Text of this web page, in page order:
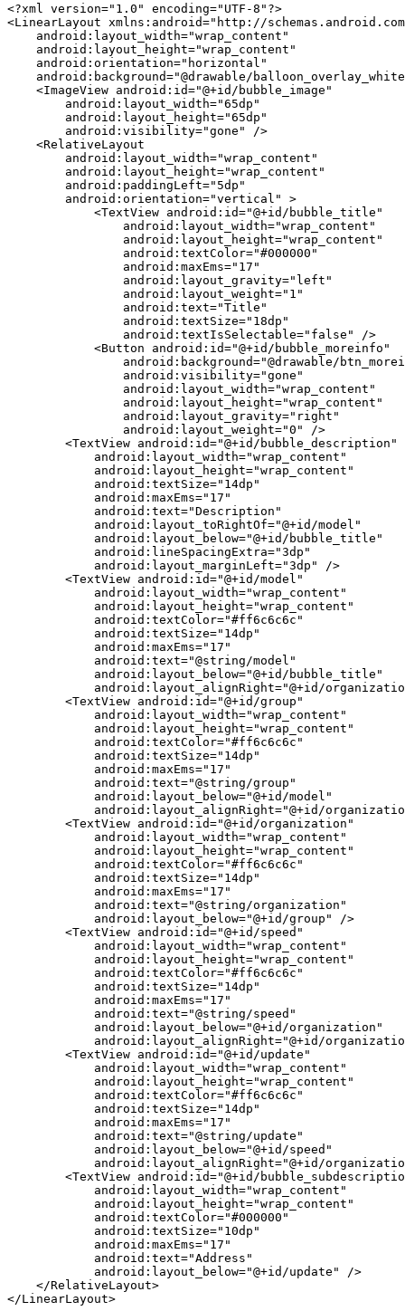
<?xml version="1.0" encoding="UTF-8"?>
<LinearLayout xmlns:android="http://
    android:layout_width="wrap_content"
    android:layout_height="wrap_content"
    android:orientation="horizontal"
android:background="@drawable/
    <ImageView android:id="@+id/bubble_image"
        android:layout_width="65dp"
        android:layout_height="65dp"
        android:visibility="gone" />
    <RelativeLayout
        android:layout_width="wrap_content"
        android:layout_height="wrap_content"
        android:paddingLeft="5dp"
        android:orientation="vertical" >
            <TextView android:id="@+id/bubble_title"
                android:layout_width="wrap_content"
                android:layout_height="wrap_content"
                android:textColor="#000000"
                android:maxEms="17"
                android:layout_gravity="left"
                android:layout_weight="1"
                android:text="Title"
                android:textSize="18dp"
                android:textIsSelectable="false" />
            <Button android:id="@+id/bubble_moreinfo"
android:background="@drawable/
                android:visibility="gone"
                android:layout_width="wrap_content"
                android:layout_height="wrap_content"
                android:layout_gravity="right"
                android:layout_weight="0" />
        <TextView android:id="@+id/bubble_description"
            android:layout_width="wrap_content"
            android:layout_height="wrap_content"
            android:textSize="14dp"
            android:maxEms="17"
            android:text="Description"
            android:layout_toRightOf="@+id/model"
            android:layout_below="@+id/bubble_title"
            android:lineSpacingExtra="3dp"
            android:layout_marginLeft="3dp" />
        <TextView android:id="@+id/model"
            android:layout_width="wrap_content"
            android:layout_height="wrap_content"
            android:textColor="#ff6c6c6c"
            android:textSize="14dp"
            android:maxEms="17"
            android:text="@string/model"
            android:layout_below="@+id/bubble_title"
android:layout_alignRight="@+id/
        <TextView android:id="@+id/group"
            android:layout_width="wrap_content"
            android:layout_height="wrap_content"
            android:textColor="#ff6c6c6c"
            android:textSize="14dp"
            android:maxEms="17"
            android:text="@string/group"
            android:layout_below="@+id/model"
android:layout_alignRight="@+id/
        <TextView android:id="@+id/organization"
            android:layout_width="wrap_content"
            android:layout_height="wrap_content"
            android:textColor="#ff6c6c6c"
            android:textSize="14dp"
            android:maxEms="17"
            android:text="@string/organization"
            android:layout_below="@+id/group" />
        <TextView android:id="@+id/speed"
            android:layout_width="wrap_content"
            android:layout_height="wrap_content"
            android:textColor="#ff6c6c6c"
            android:textSize="14dp"
            android:maxEms="17"
            android:text="@string/speed"
            android:layout_below="@+id/organization"
android:layout_alignRight="@+id/
        <TextView android:id="@+id/update"
            android:layout_width="wrap_content"
            android:layout_height="wrap_content"
            android:textColor="#ff6c6c6c"
            android:textSize="14dp"
            android:maxEms="17"
            android:text="@string/update"
            android:layout_below="@+id/speed"
android:layout_alignRight="@+id/
<TextView android:id="@+id/
            android:layout_width="wrap_content"
            android:layout_height="wrap_content"
            android:textColor="#000000"
            android:textSize="10dp"
            android:maxEms="17"
            android:text="Address"
            android:layout_below="@+id/update" />
    </RelativeLayout>